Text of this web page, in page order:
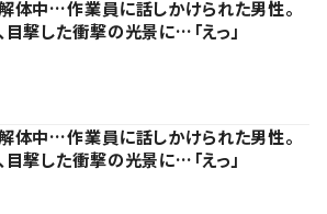
体中…作業員に話しかけられた男性。
目撃した衝撃の光景に…「えっ」
体中…作業員に話しかけられた男性。
目撃した衝撃の光景に…「えっ」